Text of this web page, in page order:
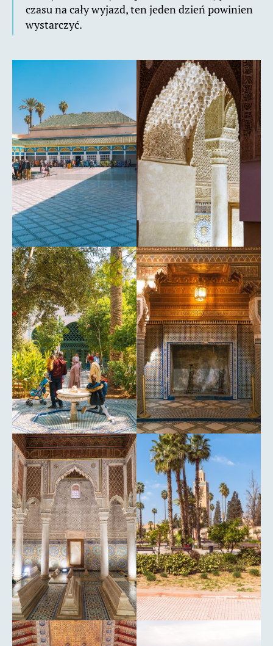
czasu na cały wyjazd, ten jeden dzień powinien
wystarczyć.